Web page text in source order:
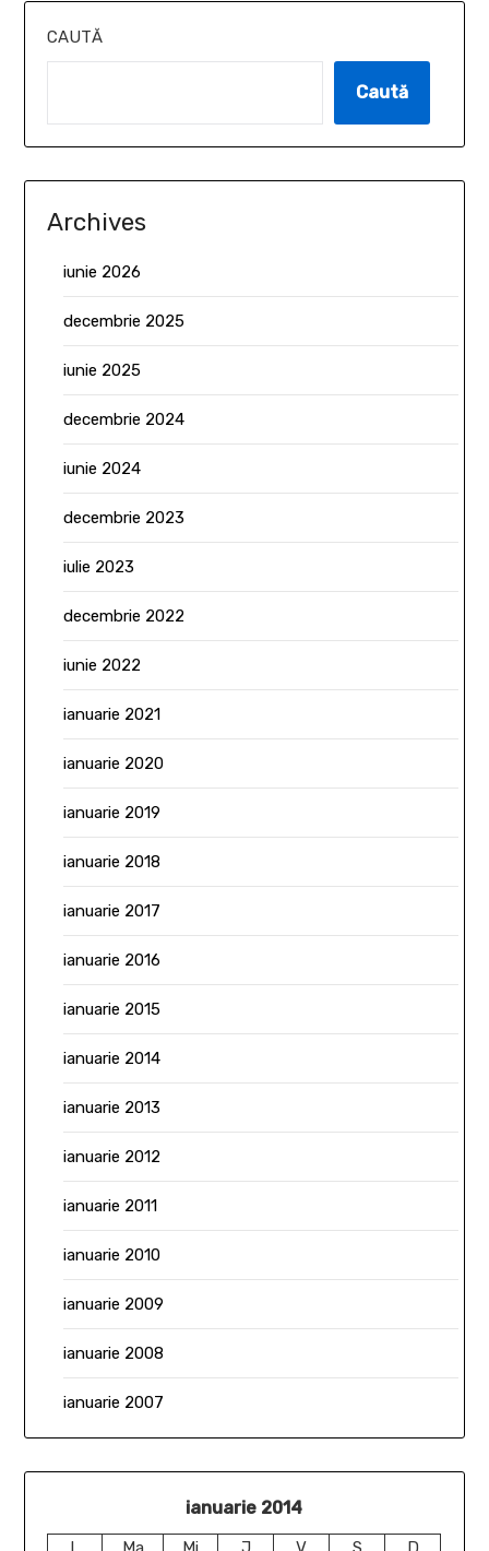
CAUTĂ
Caută
Archives
iunie 2026
decembrie 2025
iunie 2025
decembrie 2024
iunie 2024
decembrie 2023
iulie 2023
decembrie 2022
iunie 2022
ianuarie 2021
ianuarie 2020
ianuarie 2019
ianuarie 2018
ianuarie 2017
ianuarie 2016
ianuarie 2015
ianuarie 2014
ianuarie 2013
ianuarie 2012
ianuarie 2011
ianuarie 2010
ianuarie 2009
ianuarie 2008
ianuarie 2007
ianuarie 2014